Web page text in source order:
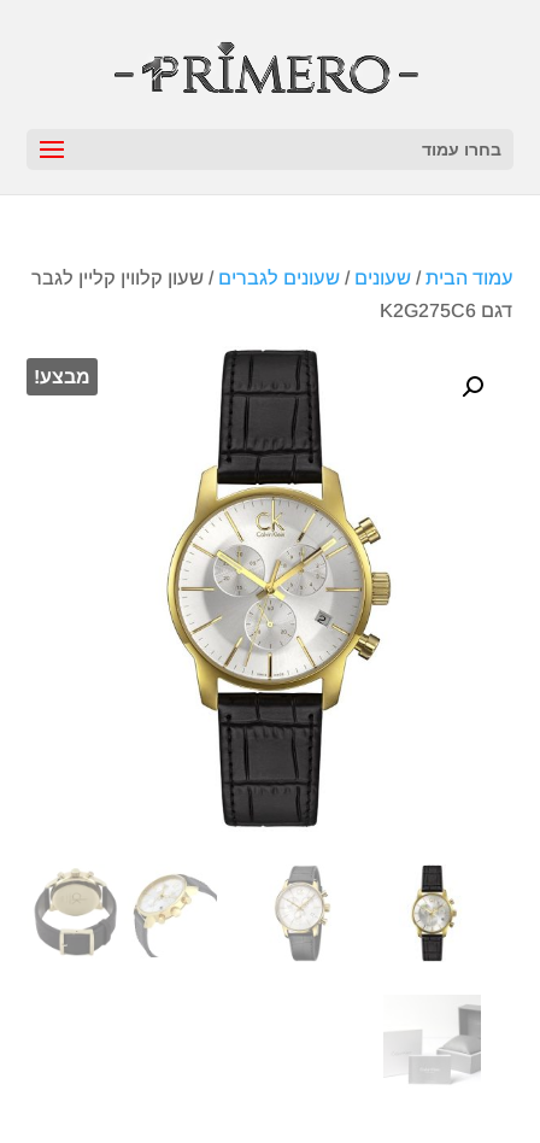
בחרו עמוד
עמוד הבית/שעונים /שעונים לגברים / שעון קלווין קליין לגבר
דגם K2G275C6
מבצע!